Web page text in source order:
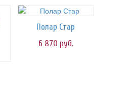
Полар Стар
6 870 руб.